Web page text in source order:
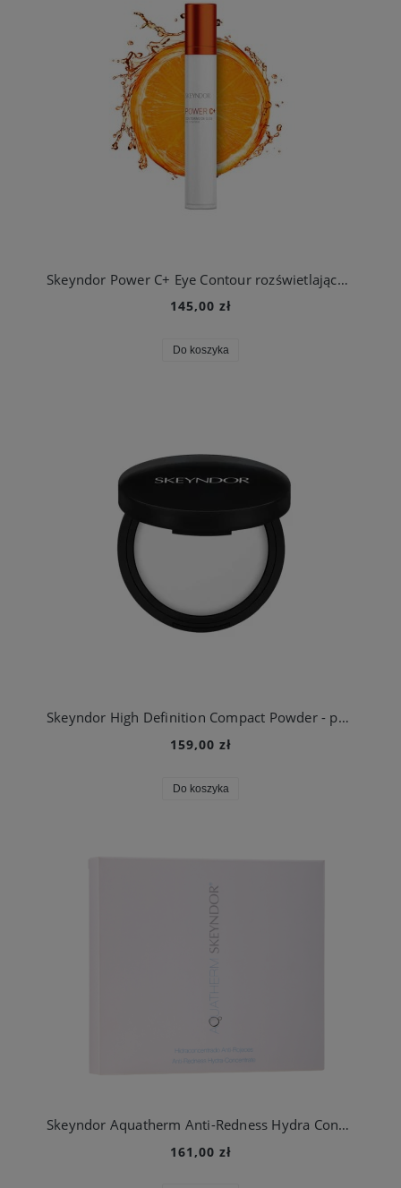
Skeyndor Power C+ Eye Contour rozświetlająca emulsja pod oczy
145,00 zł
Do koszyka
Skeyndor High Definition Compact Powder - puder transparentny HD
159,00 zł
Do koszyka
Skeyndor Aquatherm Anti-Redness Hydra Concentrated- koncentrat do twarzy przeciw zaczerwienieniom 12 ampułek x2,5 ml
161,00 zł